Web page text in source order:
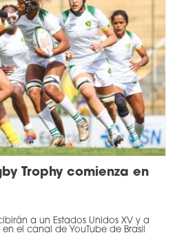
Trophy comienza en
a un Estados Unidos XV y a
el canal de YouTube de Brasil